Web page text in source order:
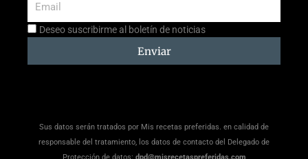
Aceptación
Deseo suscribirme al boletín de noticias
Enviar
Sus datos serán tratados por Mis recetas preferidas. en calidad de
responsable del tratamiento, los datos de contacto del Delegado de